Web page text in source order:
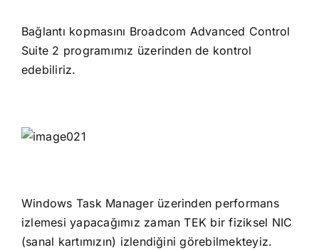
Bağlantı kopmasını Broadcom Advanced Control
Suite 2 programımız üzerinden de kontrol
edebiliriz.
Windows Task Manager üzerinden performans
izlemesi yapacağımız zaman TEK bir fiziksel NIC
(sanal kartımızın) izlendiğini görebilmekteyiz.